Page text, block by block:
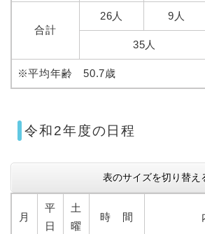
合計
26人 9人
35人
※平均年齢 50.7歳
令和2年度の日程
表のサイズを切り替え
月
平
日
土
曜
時 間